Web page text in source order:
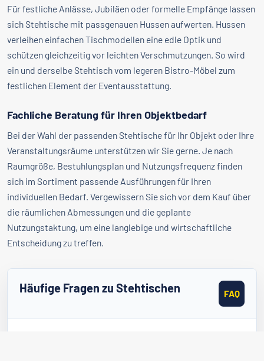
Für festliche Anlässe, Jubiläen oder formelle Empfänge lassen
sich Stehtische mit passgenauen Hussen aufwerten. Hussen
verleihen einfachen Tischmodellen eine edle Optik und
schützen gleichzeitig vor leichten Verschmutzungen. So wird
ein und derselbe Stehtisch vom legeren Bistro-Möbel zum
festlichen Element der Eventausstattung.
Fachliche Beratung für Ihren Objektbedarf
Bei der Wahl der passenden Stehtische für Ihr Objekt oder Ihre
Veranstaltungsräume unterstützen wir Sie gerne. Je nach
Raumgröße, Bestuhlungsplan und Nutzungsfrequenz finden
sich im Sortiment passende Ausführungen für Ihren
individuellen Bedarf. Vergewissern Sie sich vor dem Kauf über
die räumlichen Abmessungen und die geplante
Nutzungstaktung, um eine langlebige und wirtschaftliche
Entscheidung zu treffen.
Häufige Fragen zu Stehtischen FAQ